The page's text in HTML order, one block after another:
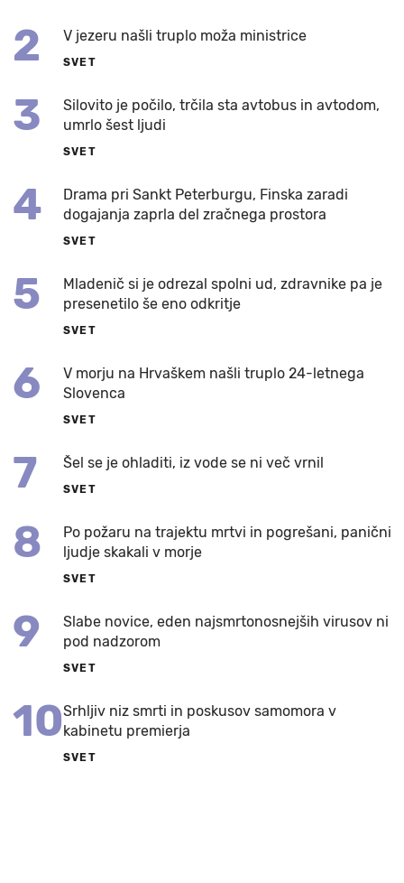
2 V jezeru našli truplo moža ministrice
SVET
3
Silovito je počilo, trčila sta avtobus in avtodom,
umrlo šest ljudi
SVET
4
Drama pri Sankt Peterburgu, Finska zaradi
dogajanja zaprla del zračnega prostora
SVET
5
Mladenič si je odrezal spolni ud, zdravnike pa je
presenetilo še eno odkritje
SVET
6
V morju na Hrvaškem našli truplo 24-letnega
Slovenca
SVET
7 Šel se je ohladiti, iz vode se ni več vrnil
SVET
8
Po požaru na trajektu mrtvi in pogrešani, panični
ljudje skakali v morje
SVET
9
Slabe novice, eden najsmrtonosnejših virusov ni
pod nadzorom
SVET
10Srhljiv niz smrti in poskusov samomora v
kabinetu premierja
SVET